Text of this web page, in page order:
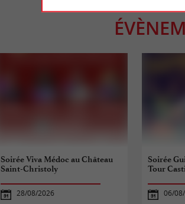
Soirée Viva Médoc au Château
Saint-Christoly
28/08/2026
Soirée
Tour
06/